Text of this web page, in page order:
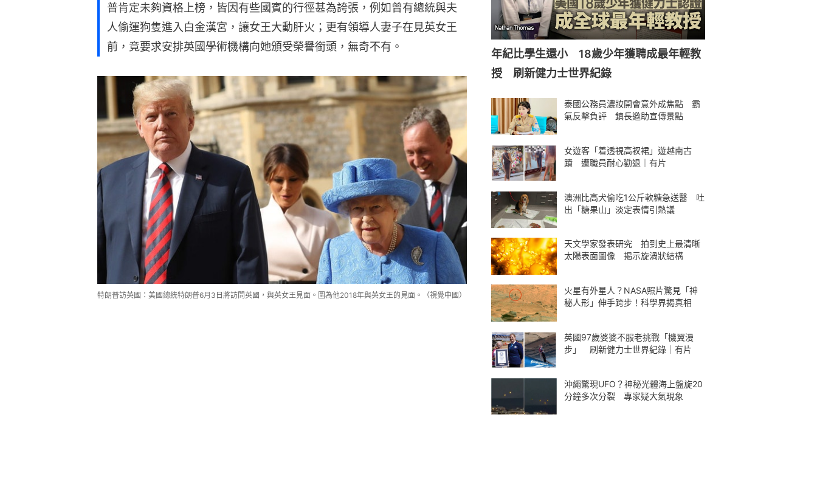
普肯定未夠資格上榜，皆因有些國賓的行徑甚為誇張，例如曾有總統與夫
人偷運狗隻進入白金漢宮，讓女王大動肝火；更有領導人妻子在見英女王
前，竟要求安排英國學術機構向她頒受榮譽銜頭，無奇不有。
特朗普訪英國：美國總統特朗普6月3日將訪問英國，與英女王見面。圖為他2018年與英女王的見面。（視覺中國）
年紀比學生還小 18歲少年獲聘成最年輕教
授 刷新健力士世界紀錄
泰國公務員濃妝開會意外成焦點 霸
氣反擊負評 鎮長邀助宣傳景點
女遊客「着透視高衩裙」遊越南古
蹟 遭職員耐心勸退｜有片
澳洲比高犬偷吃1公斤軟糖急送醫 吐
出「糖果山」淡定表情引熱議
天文學家發表研究 拍到史上最清晰
太陽表面圖像 揭示旋渦狀結構
火星有外星人？NASA照片驚見「神
秘人形」伸手跨步！科學界揭真相
英國97歲婆婆不服老挑戰「機翼漫
步」 刷新健力士世界紀錄｜有片
沖繩驚現UFO？神秘光體海上盤旋20
分鐘多次分裂 專家疑大氣現象